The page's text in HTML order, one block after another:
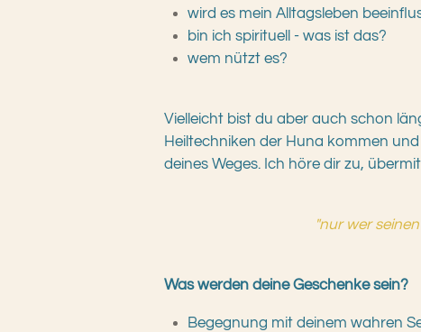
wird es mein Alltagsleben
bin ich spirituell - was ist das?
wem nützt es?
Vielleicht bist du aber auch schon
Heiltechniken der Huna kommen
deines Weges. Ich höre dir zu,
"nur wer
Was werden deine Geschenke sein?
Begegnung mit deinem wahren